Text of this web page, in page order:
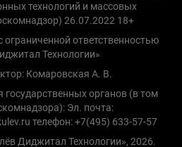
технологий и массовых
26.07.2022 18+
ответственностью
Технологии»
Комаровская А. В.
органов (в том
Эл. почта:
телефон: +7(495) 633-57-57
Диджитал Технологии», 2026.